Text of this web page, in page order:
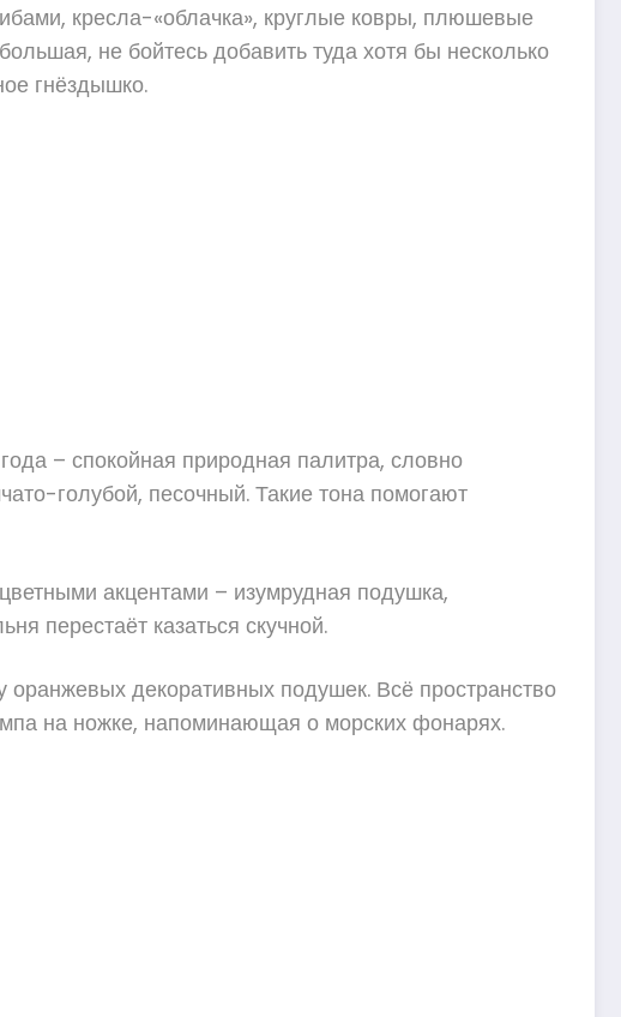
кресла-«облачка», круглые ковры, плюшевые
не бойтесь добавить туда хотя бы несколько
гнёздышко.
– спокойная природная палитра, словно
голубой, песочный. Такие тона помогают
акцентами – изумрудная подушка,
перестаёт казаться скучной.
декоративных подушек. Всё пространство
на ножке, напоминающая о морских фонарях.